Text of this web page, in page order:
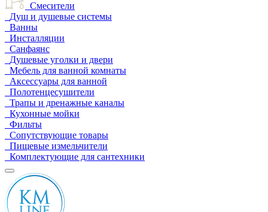
Смесители
Душ и душевые системы
Ванны
Инсталляции
Санфаянс
Душевые уголки и двери
Мебель для ванной комнаты
Аксессуары для ванной
Полотенцесушители
Трапы и дренажные каналы
Кухонные мойки
Фильты
Сопутствующие товары
Пищевые измельчители
Комплектующие для сантехники